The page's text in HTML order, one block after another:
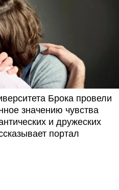
Брока провели
значению чувства
и дружеских
портал